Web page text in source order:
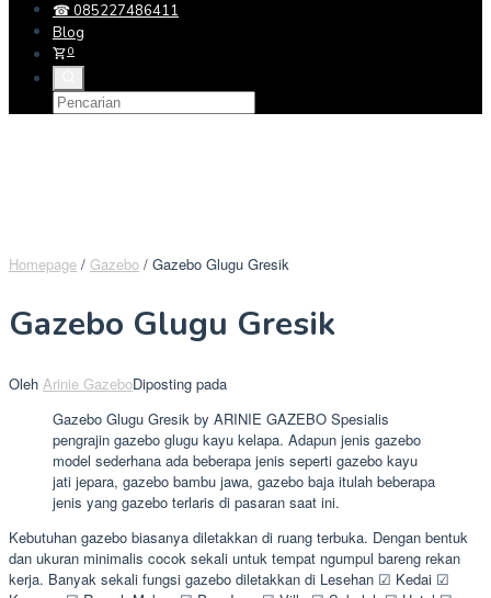
☎ 085227486411
Blog
0
Homepage / Gazebo / Gazebo Glugu Gresik
Gazebo Glugu Gresik
Oleh Arinie GazeboDiposting pada
Gazebo Glugu Gresik by ARINIE GAZEBO Spesialis
pengrajin gazebo glugu kayu kelapa. Adapun jenis gazebo
model sederhana ada beberapa jenis seperti gazebo kayu
jati jepara, gazebo bambu jawa, gazebo baja itulah beberapa
jenis yang gazebo terlaris di pasaran saat ini.
Kebutuhan gazebo biasanya diletakkan di ruang terbuka. Dengan bentuk
dan ukuran minimalis cocok sekali untuk tempat ngumpul bareng rekan
kerja. Banyak sekali fungsi gazebo diletakkan di Lesehan ☑ Kedai ☑